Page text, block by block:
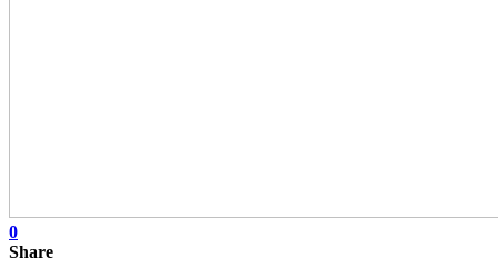
0
Share